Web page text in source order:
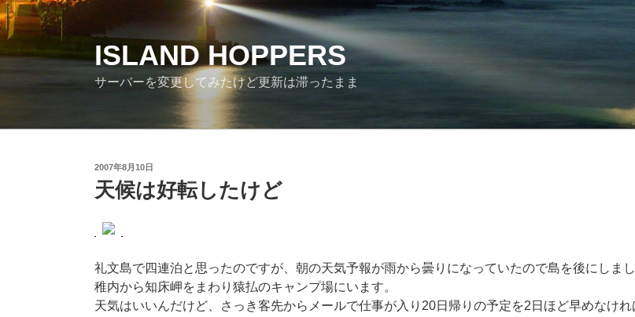
コ
ン
ISLAND HOPPERS
サーバーを変更してみたけど更新は滞ったまま
投
稿
日:
2007年8月10日
天候は好転したけど
礼文島で四連泊と思ったのですが、朝の天気予報が雨から曇りになっていたので島を後にしまし
稚内から知床岬をまわり猿払のキャンプ場にいます。
天気はいいんだけど、さっき客先からメールで仕事が入り20日帰りの予定を2日ほど早めなけ